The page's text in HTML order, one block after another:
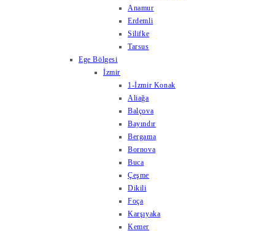
Anamur
Erdemli
Silifke
Tarsus
Ege Bölgesi
İzmir
1-İzmir Konak
Aliağa
Balçova
Bayındır
Bergama
Bornova
Buca
Çeşme
Dikili
Foça
Karşıyaka
Kemer